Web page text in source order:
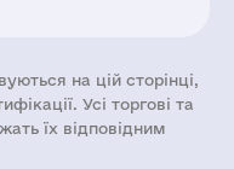
на цій сторінці,
Усі торгові та
їх відповідним